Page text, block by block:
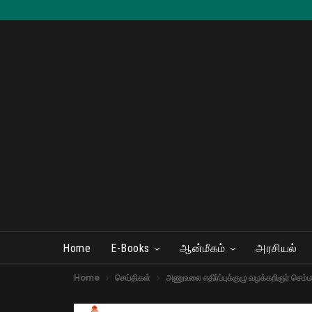
Home E-Books ஆன்மீகம் அரசியல்
Home செய்திகள் அணுஉலை எதிர்ப்புக்குழு வழக்கறிஞர்